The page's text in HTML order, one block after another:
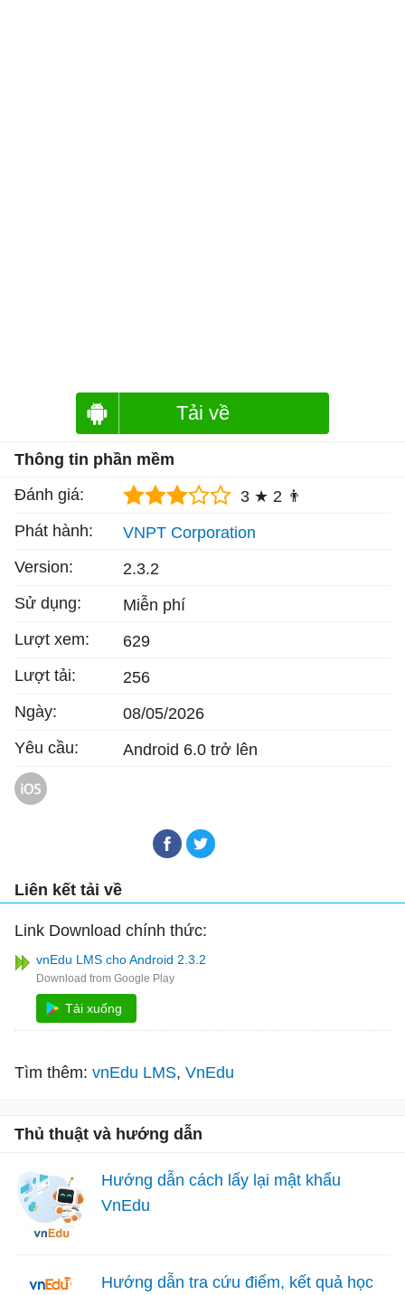
Tải về
Thông tin phần mềm
Đánh giá:
3 ★ 2 👨
Phát hành:
VNPT Corporation
Version:
2.3.2
Sử dụng:
Miễn phí
Lượt xem:
629
Lượt tải:
256
Ngày:
08/05/2026
Yêu cầu:
Android 6.0 trở lên
Liên kết tải về
Link Download chính thức:
vnEdu LMS cho Android 2.3.2
Tải xuống
Tìm thêm: vnEdu LMS VnEdu
Thủ thuật và hướng dẫn
Hướng dẫn cách lấy lại mật khẩu
VnEdu
Hướng dẫn tra cứu điểm, kết quả học